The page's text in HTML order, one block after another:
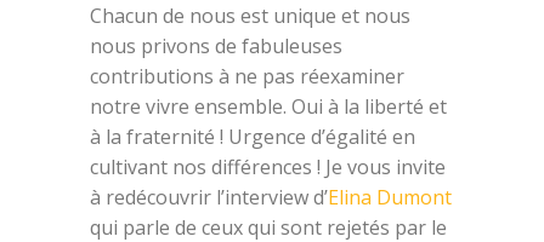
Chacun de nous est unique et nous
nous privons de fabuleuses
contributions à ne pas réexaminer
notre vivre ensemble. Oui à la liberté et
à la fraternité ! Urgence d’égalité en
cultivant nos différences ! Je vous invite
à redécouvrir l’interview d’Elina Dumont
qui parle de ceux qui sont rejetés par le